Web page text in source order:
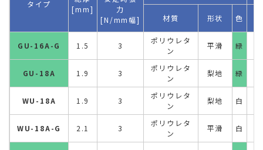
タイプ
[mm]
力
[N/mm幅]
材質 形状 色
GU-16A-G 1.5 3
ポリウレタ
ン
平滑 緑
GU-18A 1.9 3
ポリウレタ
ン
梨地 緑
WU-18A 1.9 3
ポリウレタ
ン
梨地 白
WU-18A-G 2.1 3
ポリウレタ
ン
平滑 白